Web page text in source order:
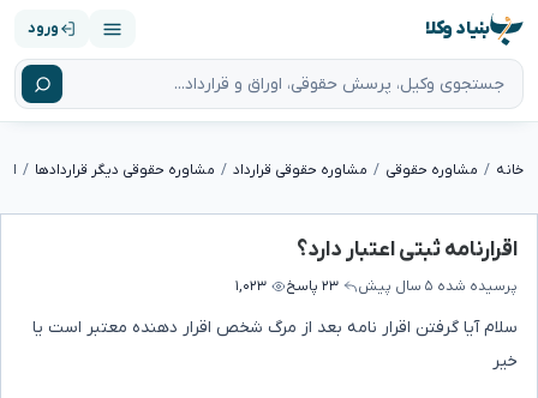
بنیاد وکلا ورود
خانه مشاوره حقوقی مشاوره حقوقی قرارداد مشاوره حقوقی دیگر قراردادها
اقرارنامه ثبتی اعتبار دارد؟
پرسیده شده ۵ سال پیش ۲۳ پاسخ ۱,۰۲۳
سلام آیا گرفتن اقرار نامه بعد از مرگ شخص اقرار دهنده معتبر است یا
خیر